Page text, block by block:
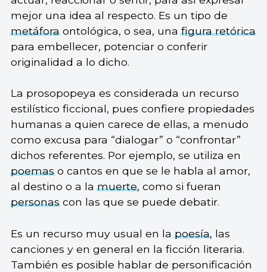
mejor una idea al respecto. Es un tipo de
metáforaontológica, o sea, unafigura retórica
para embellecer, potenciar o conferir
originalidad a lo dicho.
La prosopopeya es considerada un recurso
estilístico ficcional, pues confiere propiedades
humanas a quien carece de ellas, a menudo
como excusa para “dialogar” o “confrontar”
dichos referentes. Por ejemplo, se utiliza en
poemaso cantos en que se le habla al amor,
al destino o a lamuerte, como si fueran
personascon las que se puede debatir.
Es un recurso muy usual en lapoesía, las
canciones y en general en la ficción literaria.
También es posible hablar de personificación